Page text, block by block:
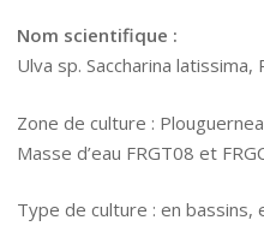
Nom scientifique :
Ulva sp. Saccharina latissima,
Zone de culture :
Masse d’eau FRGT08 et
Type de culture : en bassins,